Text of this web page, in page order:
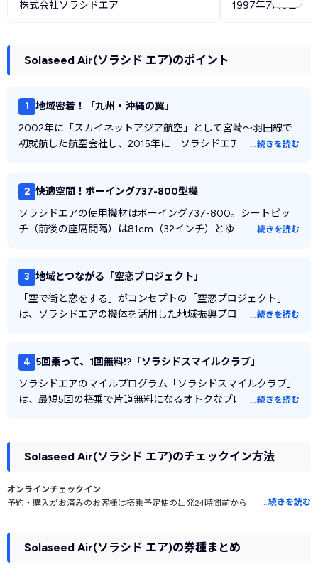
ご高齢のお客様
ペットについて
台風などの雨天欠航時について
病気などの理由でご搭乗できない場合
Solaseed Air(ソラシド エア)の連絡先
Solaseed Air(ソラシド エア)の使用機材（一例）
Solaseed Air(ソラシド エア)の機内・空港サービス
Solaseed Air(ソラシド エア)の口コミ・評判
Solaseed Airのすべての路線情報
株式会社ソラシドエア 1997年7月3日
Solaseed Air(ソラシド エア)のポイント
1 地域密着！「九州・沖縄の翼」
2002年に「スカイネットアジア航空」として宮崎～羽田線で
初就航した航空会社し、2015年に「ソラシドエア」へ社名を変
つの意味が込められています。
宮崎を本拠とし、現在では九州・沖縄を中心に14の路線を展開
しています。ANAとの共同運航で九州や沖縄へのリーズナブル
な空の旅を提供し続ける、地域に根ざした航空会社です。
…続きを読む
2 快適空間！ボーイング737-800型機
ソラシドエアの使用機材はボーイング737-800。シートピッ
チ（前後の座席間隔）は81cm（32インチ）とゆとりのある空
ー仕様のシート採用や座席へのUSB電源の設置など、長時間の
フライトでもストレスなく過ごせる工夫が詰まっています。
…続きを読む
3 地域とつながる「空恋プロジェクト」
「空で街と恋をする」がコンセプトの「空恋プロジェクト」
は、ソラシドエアの機体を活用した地域振興プロジェクトで
乗するたびにさまざまな地域の顔に触れられます。その他にも
九州・沖縄とコラボした多彩なキャンペーンが随時行われてい
ます。
…続きを読む
4 5回乗って、1回無料!?「ソラシドスマイルクラブ」
ソラシドエアのマイルプログラム「ソラシドスマイルクラブ」
は、最短5回の搭乗で片道無料になるオトクなプログラムで
※マイルはシーズン毎に変動します。
…続きを読む
Solaseed Air(ソラシド エア)のチェックイン方法
オンラインチェックイン
予約・購入がお済みのお客様は搭乗予定便の出発24時間前から20分前まで、ス
…続きを読む
Solaseed Air(ソラシド エア)の券種まとめ